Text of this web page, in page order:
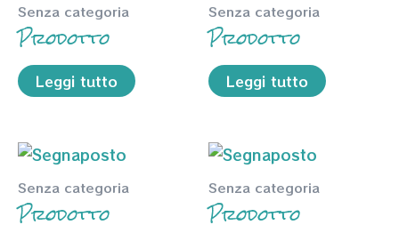
Senza categoria
Prodotto
Leggi tutto
Senza categoria
Prodotto
Leggi tutto
Senza categoria
Prodotto
Senza categoria
Prodotto